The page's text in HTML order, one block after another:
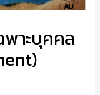
าะบุคคล